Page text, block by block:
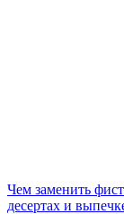
Чем заменить
десертах и